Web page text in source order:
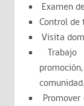
Examen
Control de
Visita
comunidad.